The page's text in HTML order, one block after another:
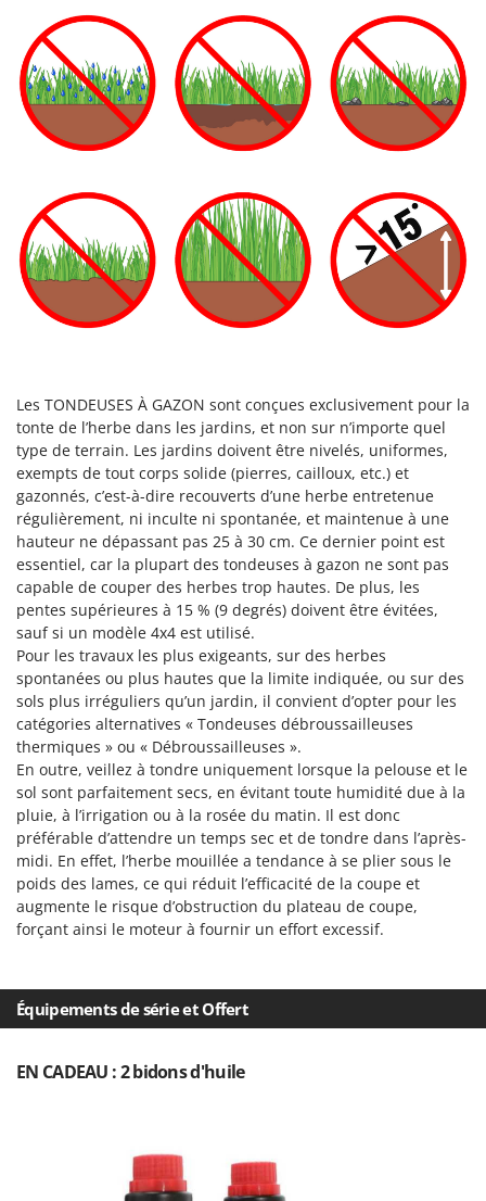
Les TONDEUSES À GAZON sont conçues exclusivement pour la
tonte de l’herbe dans les jardins, et non sur n’importe quel
type de terrain. Les jardins doivent être nivelés, uniformes,
exempts de tout corps solide (pierres, cailloux, etc.) et
gazonnés, c’est-à-dire recouverts d’une herbe entretenue
régulièrement, ni inculte ni spontanée, et maintenue à une
hauteur ne dépassant pas 25 à 30 cm. Ce dernier point est
essentiel, car la plupart des tondeuses à gazon ne sont pas
capable de couper des herbes trop hautes. De plus, les
pentes supérieures à 15 % (9 degrés) doivent être évitées,
sauf si un modèle 4x4 est utilisé.
Pour les travaux les plus exigeants, sur des herbes
spontanées ou plus hautes que la limite indiquée, ou sur des
sols plus irréguliers qu’un jardin, il convient d’opter pour les
catégories alternatives « Tondeuses débroussailleuses
thermiques » ou « Débroussailleuses ».
En outre, veillez à tondre uniquement lorsque la pelouse et le
sol sont parfaitement secs, en évitant toute humidité due à la
pluie, à l’irrigation ou à la rosée du matin. Il est donc
préférable d’attendre un temps sec et de tondre dans l’après-
midi. En effet, l’herbe mouillée a tendance à se plier sous le
poids des lames, ce qui réduit l’efficacité de la coupe et
augmente le risque d’obstruction du plateau de coupe,
forçant ainsi le moteur à fournir un effort excessif.
Équipements de série et Offert
EN CADEAU : 2 bidons d'huile